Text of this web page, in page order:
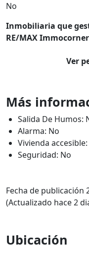
No
Inmobiliaria que
RE/MAX Immocorner
Ver
Más
Salida De Humos:
Alarma: No
Vivienda
Seguridad: No
Fecha de publicación
(Actualizado hace 2
Ubicación